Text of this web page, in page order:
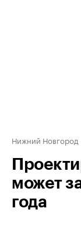
Нижний Новгород
может
года